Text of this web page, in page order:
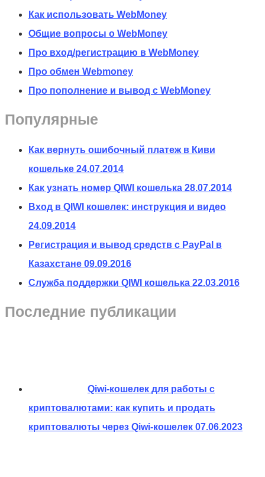
Как использовать WebMoney
Общие вопросы о WebMoney
Про вход/регистрацию в WebMoney
Про обмен Webmoney
Про пополнение и вывод с WebMoney
Популярные
Как вернуть ошибочный платеж в Киви
кошельке 24.07.2014
Как узнать номер QIWI кошелька 28.07.2014
Вход в QIWI кошелек: инструкция и видео
24.09.2014
Регистрация и вывод средств с PayPal в
Казахстане 09.09.2016
Служба поддержки QIWI кошелька 22.03.2016
Последние публикации
Qiwi-кошелек для работы с
криптовалютами: как купить и продать
криптовалюты через Qiwi-кошелек 07.06.2023